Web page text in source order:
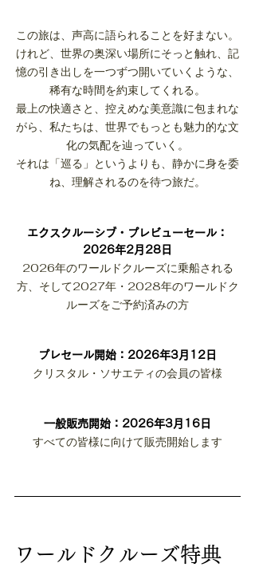
この旅は、声高に語られることを好まない。
けれど、世界の奥深い場所にそっと触れ、記
憶の引き出しを一つずつ開いていくような、
稀有な時間を約束してくれる。
最上の快適さと、控えめな美意識に包まれな
がら、私たちは、世界でもっとも魅力的な文
化の気配を辿っていく。
それは「巡る」というよりも、静かに身を委
ね、理解されるのを待つ旅だ。
エクスクルーシブ・プレビューセール：
2026年2月28日
2026年のワールドクルーズに乗船される
方、そして2027年・2028年のワールドク
ルーズをご予約済みの方
プレセール開始：2026年3月12日
クリスタル・ソサエティの会員の皆様
一般販売開始：2026年3月16日
すべての皆様に向けて販売開始します
ワールドクルーズ特典